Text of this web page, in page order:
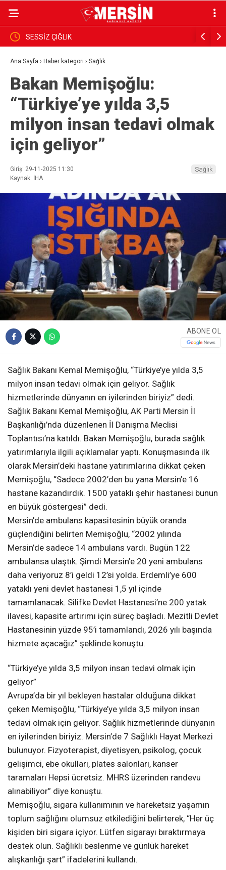
SESSİZ ÇIĞLIK
Ana Sayfa › Haber kategori › Sağlık
Bakan Memişoğlu:
“Türkiye’ye yılda 3,5
milyon insan tedavi olmak
için geliyor”
Giriş: 29-11-2025 11:30
Kaynak: İHA
Sağlık
ABONE OL
Sağlık Bakanı Kemal Memişoğlu, “Türkiye’ye yılda 3,5
milyon insan tedavi olmak için geliyor. Sağlık
hizmetlerinde dünyanın en iyilerinden biriyiz” dedi.
Sağlık Bakanı Kemal Memişoğlu, AK Parti Mersin İl
Başkanlığı’nda düzenlenen İl Danışma Meclisi
Toplantısı’na katıldı. Bakan Memişoğlu, burada sağlık
yatırımlarıyla ilgili açıklamalar yaptı. Konuşmasında ilk
olarak Mersin’deki hastane yatırımlarına dikkat çeken
Memişoğlu, “Sadece 2002’den bu yana Mersin’e 16
hastane kazandırdık. 1500 yataklı şehir hastanesi bunun
en büyük göstergesi” dedi.
Mersin’de ambulans kapasitesinin büyük oranda
güçlendiğini belirten Memişoğlu, “2002 yılında
Mersin’de sadece 14 ambulans vardı. Bugün 122
ambulansa ulaştık. Şimdi Mersin’e 20 yeni ambulans
daha veriyoruz 8’i geldi 12’si yolda. Erdemli’ye 600
yataklı yeni devlet hastanesi 1,5 yıl içinde
tamamlanacak. Silifke Devlet Hastanesi’ne 200 yatak
ilavesi, kapasite artırımı için süreç başladı. Mezitli Devlet
Hastanesinin yüzde 95’i tamamlandı, 2026 yılı başında
hizmete açacağız” şeklinde konuştu.
“Türkiye’ye yılda 3,5 milyon insan tedavi olmak için
geliyor”
Avrupa’da bir yıl bekleyen hastalar olduğuna dikkat
çeken Memişoğlu, “Türkiye’ye yılda 3,5 milyon insan
tedavi olmak için geliyor. Sağlık hizmetlerinde dünyanın
en iyilerinden biriyiz. Mersin’de 7 Sağlıklı Hayat Merkezi
bulunuyor. Fizyoterapist, diyetisyen, psikolog, çocuk
gelişimci, ebe okulları, plates salonları, kanser
taramaları Hepsi ücretsiz. MHRS üzerinden randevu
alınabiliyor” diye konuştu.
Memişoğlu, sigara kullanımının ve hareketsiz yaşamın
toplum sağlığını olumsuz etkilediğini belirterek, “Her üç
kişiden biri sigara içiyor. Lütfen sigarayı bıraktırmaya
destek olun. Sağlıklı beslenme ve günlük hareket
alışkanlığı şart” ifadelerini kullandı.